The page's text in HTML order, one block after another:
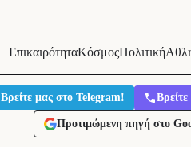
ΕπικαιρότηταΚόσμοςΠολιτική
Βρείτε μας στο Telegram!
Προτιμώμενη πηγή στο